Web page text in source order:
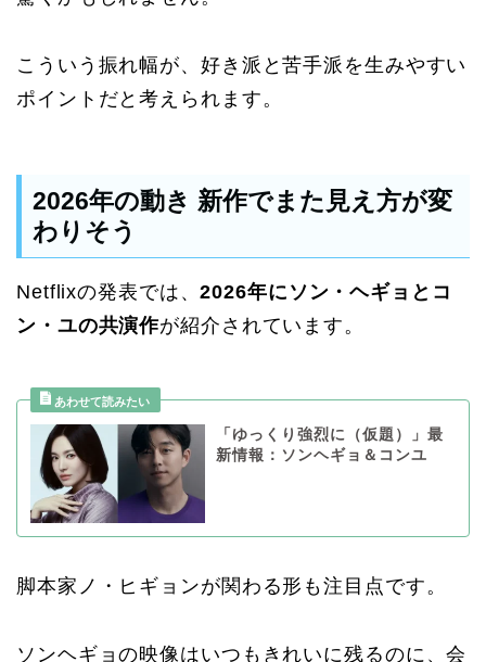
こういう振れ幅が、好き派と苦手派を生みやすい
ポイントだと考えられます。
2026年の動き 新作でまた見え方が変
わりそう
Netflixの発表では、2026年にソン・ヘギョとコ
ン・ユの共演作が紹介されています。
「ゆっくり強烈に（仮題）」最
新情報：ソンヘギョ＆コンユ
脚本家ノ・ヒギョンが関わる形も注目点です。
ソンヘギョの映像はいつもきれいに残るのに、会